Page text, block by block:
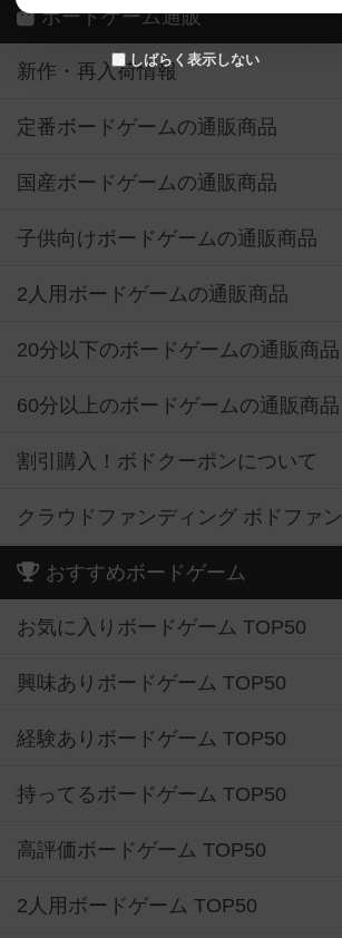
しばらく表示しない
ボードゲーム通販
新作・再入荷情報
定番ボードゲームの通販商品
国産ボードゲームの通販商品
子供向けボードゲームの通販商品
2人用ボードゲームの通販商品
20分以下のボードゲームの通販商品
60分以上のボードゲームの通販商品
割引購入！ボドクーポンについて
クラウドファンディング ボドファン
おすすめボードゲーム
お気に入りボードゲーム TOP50
興味ありボードゲーム TOP50
経験ありボードゲーム TOP50
持ってるボードゲーム TOP50
高評価ボードゲーム TOP50
2人用ボードゲーム TOP50